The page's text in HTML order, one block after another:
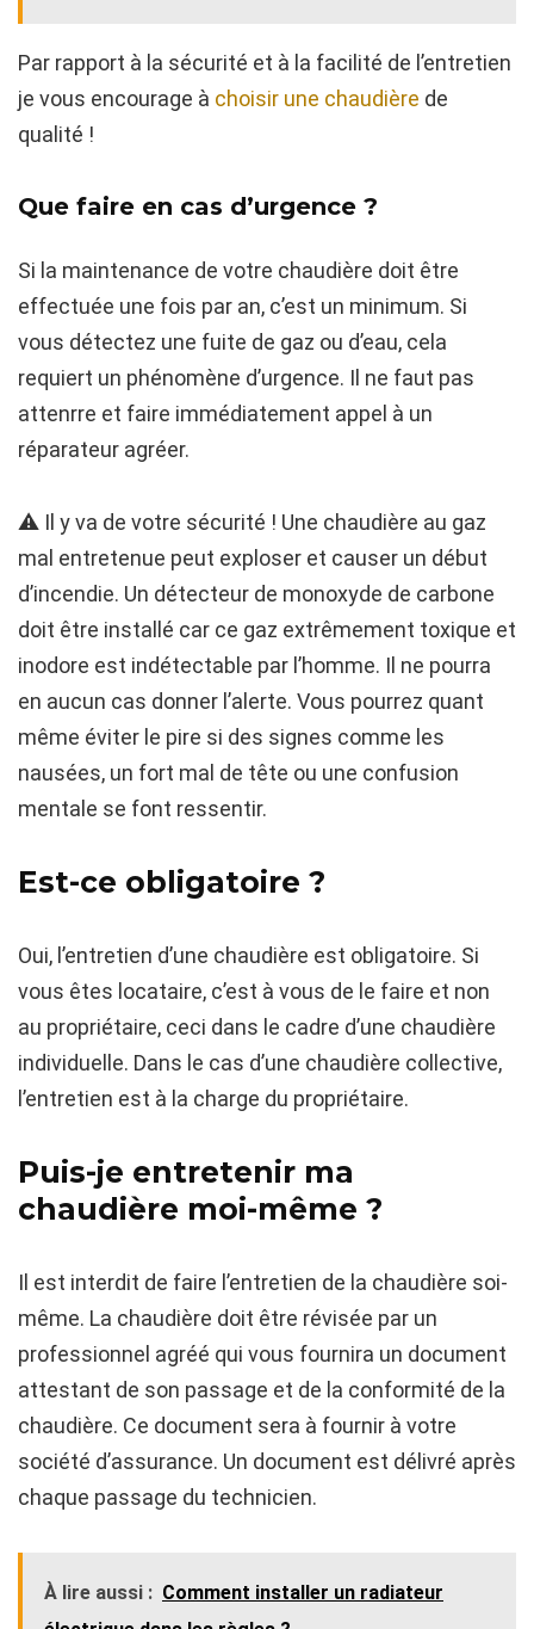
Par rapport à la sécurité et à la facilité de l’entretien
je vous encourage à choisir une chaudière de
qualité !
Que faire en cas d’urgence ?
Si la maintenance de votre chaudière doit être
effectuée une fois par an, c’est un minimum. Si
vous détectez une fuite de gaz ou d’eau, cela
requiert un phénomène d’urgence. Il ne faut pas
attenrre et faire immédiatement appel à un
réparateur agréer.
⚠️ Il y va de votre sécurité ! Une chaudière au gaz
mal entretenue peut exploser et causer un début
d’incendie. Un détecteur de monoxyde de carbone
doit être installé car ce gaz extrêmement toxique et
inodore est indétectable par l’homme. Il ne pourra
en aucun cas donner l’alerte. Vous pourrez quant
même éviter le pire si des signes comme les
nausées, un fort mal de tête ou une confusion
mentale se font ressentir.
Est-ce obligatoire ?
Oui, l’entretien d’une chaudière est obligatoire. Si
vous êtes locataire, c’est à vous de le faire et non
au propriétaire, ceci dans le cadre d’une chaudière
individuelle. Dans le cas d’une chaudière collective,
l’entretien est à la charge du propriétaire.
Puis-je entretenir ma
chaudière moi-même ?
Il est interdit de faire l’entretien de la chaudière soi-
même. La chaudière doit être révisée par un
professionnel agréé qui vous fournira un document
attestant de son passage et de la conformité de la
chaudière. Ce document sera à fournir à votre
société d’assurance. Un document est délivré après
chaque passage du technicien.
À lire aussi : Comment installer un radiateur